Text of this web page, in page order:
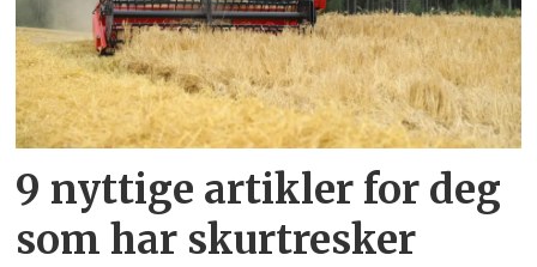
9 nyttige artikler for deg
som har skurtresker